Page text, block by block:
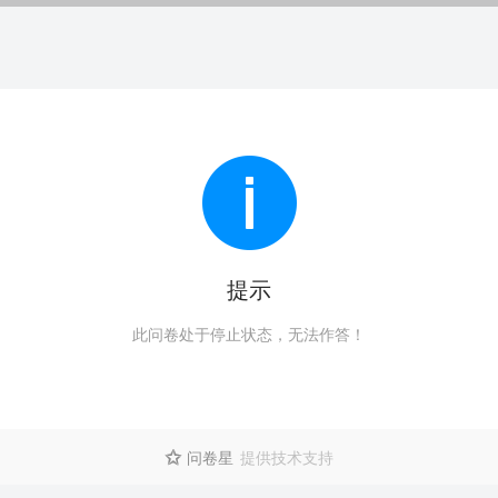
提示
此问卷处于停止状态，无法作答！
 问卷星 提供技术支持